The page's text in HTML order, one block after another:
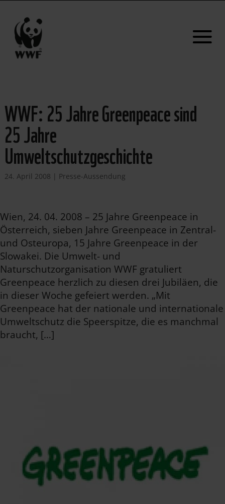
WWF: 25 Jahre Greenpeace sind
25 Jahre
Umweltschutzgeschichte
24. April 2008 | Presse-Aussendung
Wien, 24. 04. 2008 – 25 Jahre Greenpeace in
Österreich, sieben Jahre Greenpeace in Zentral-
und Osteuropa, 15 Jahre Greenpeace in der
Slowakei. Die Umwelt- und
Naturschutzorganisation WWF gratuliert
Greenpeace herzlich zu diesen drei Jubiläen, die
in dieser Woche gefeiert werden. „Mit
Greenpeace hat der nationale und internationale
Umweltschutz die Speerspitze, die es manchmal
braucht, […]